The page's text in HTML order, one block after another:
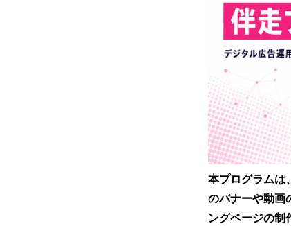
本プログラムは
のバナーや動画
ングページの制